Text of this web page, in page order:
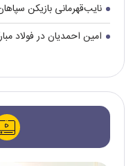
نایب‌قهرمانی بازیکن
امین احمدیان در فولاد